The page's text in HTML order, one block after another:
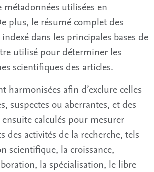
métadonnées utilisées en
plus, le résumé complet des
dans les principales bases de
utilisé pour déterminer les
scientifiques des articles.
harmonisées afin d’exclure celles
suspectes ou aberrantes, et des
calculés pour mesurer
des activités de la recherche, tels
scientifique, la croissance,
la spécialisation, le libre